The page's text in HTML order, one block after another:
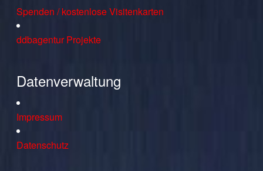
Spenden / kostenlose Visitenkarten
ddbagentur Projekte
Datenverwaltung
Impressum
Datenschutz